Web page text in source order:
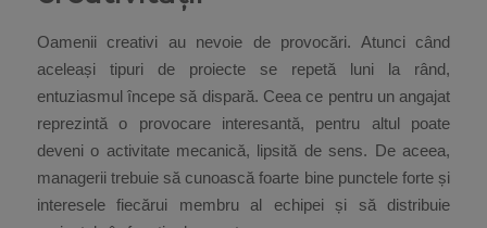
Oamenii creativi au nevoie de provocări. Atunci când
aceleași tipuri de proiecte se repetă luni la rând,
entuziasmul începe să dispară. Ceea ce pentru un angajat
reprezintă o provocare interesantă, pentru altul poate
deveni o activitate mecanică, lipsită de sens. De aceea,
managerii trebuie să cunoască foarte bine punctele forte și
interesele fiecărui membru al echipei și să distribuie